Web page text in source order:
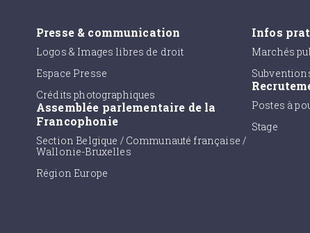
Presse & communication
Logos & Images libres de droit
Espace Presse
Crédits photographiques
Assemblée parlementaire de la
Francophonie
Section Belgique / Communauté française /
Wallonie-Bruxelles
Région Europe
Infos
Marchés
Postes à
Stage